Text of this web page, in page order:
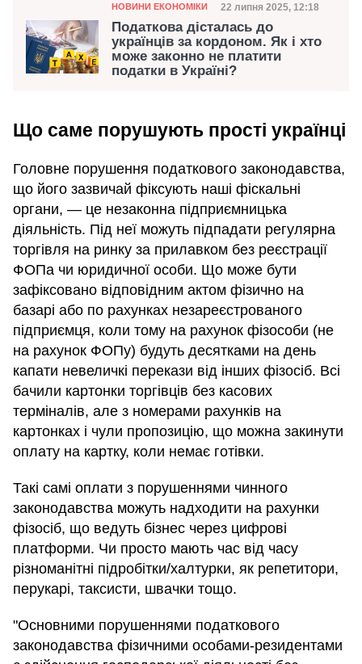
Категорія
НОВИНИ ЕКОНОМІКИ Дата публікації
22 липня 2025, 12:18
Податкова дісталась до
українців за кордоном. Як і хто
може законно не платити
податки в Україні?
Що саме порушують прості українці
Головне порушення податкового законодавства,
що його зазвичай фіксують наші фіскальні
органи, — це незаконна підприємницька
діяльність. Під неї можуть підпадати регулярна
торгівля на ринку за прилавком без реєстрації
ФОПа чи юридичної особи. Що може бути
зафіксовано відповідним актом фізично на
базарі або по рахунках незареєстрованого
підприємця, коли тому на рахунок фізособи (не
на рахунок ФОПу) будуть десятками на день
капати невеличкі перекази від інших фізосіб. Всі
бачили картонки торгівців без касових
терміналів, але з номерами рахунків на
картонках і чули пропозицію, що можна закинути
оплату на картку, коли немає готівки.
Такі самі оплати з порушеннями чинного
законодавства можуть надходити на рахунки
фізосіб, що ведуть бізнес через цифрові
платформи. Чи просто мають час від часу
різноманітні підробітки/халтурки, як репетитори,
перукарі, таксисти, швачки тощо.
"Основними порушеннями податкового
законодавства фізичними особами-резидентами